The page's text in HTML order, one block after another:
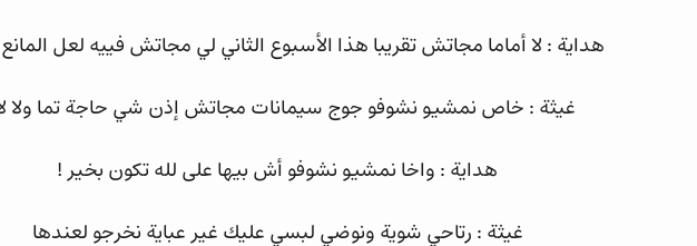
هداية : لا أماما مجاتش تقريبا هذا الأسبوع الثاني لي مجاتش فييه لعل
غيثة : خاص نمشيو نشوفو جوج سيمانات مجاتش إذن شي حاجة تما ولا
هداية : واخا نمشيو نشوفو أش بيها على لله تكون بخير !
غيثة : رتاحي شوية ونوضي لبسي عليك غير عباية نخرجو لعندها